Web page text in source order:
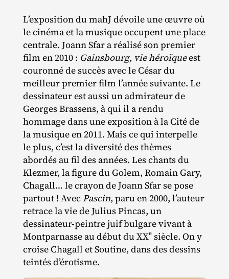
L’exposition du mahJ dévoile une œuvre où
le cinéma et la musique occupent une place
centrale. Joann Sfar a réalisé son premier
film en 2010 : Gainsbourg, vie héroïqueest
couronné de succès avec le César du
meilleur premier film l’année suivante. Le
dessinateur est aussi un admirateur de
Georges Brassens, à qui il a rendu
hommage dans une exposition à la Cité de
la musique en 2011. Mais ce qui interpelle
le plus, c’est la diversité des thèmes
abordés au fil des années. Les chants du
Klezmer, la figure du Golem, Romain Gary,
Chagall… le crayon de Joann Sfar se pose
partout ! AvecPascin, paru en 2000, l’auteur
retrace la vie de Julius Pincas, un
dessinateur‐​peintre juif bulgare vivant à
Montparnasse au début du XXesiècle. On y
croise Chagall et Soutine, dans des dessins
teintés d’érotisme.